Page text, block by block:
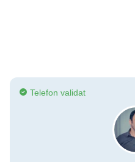
Telefon validat